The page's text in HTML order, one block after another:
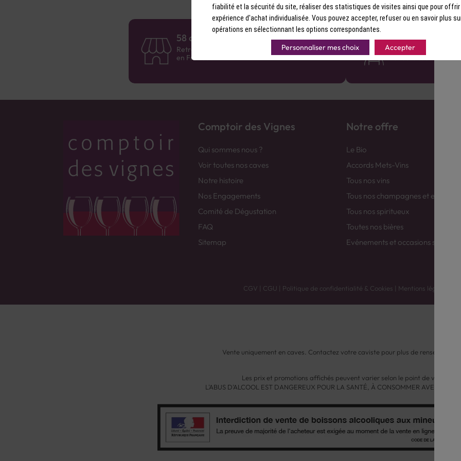
notes de céréales, de miel, de
bouche est décrite comme ronde,
finale douce et persistante.
58 caves en France
Retrouvez le réseau Comptoir des Vignes partout
en France !
Des cavistes à
Bénéficiez de
avec le sourire :)
Comptoir des Vignes
Qui sommes nous ?
Voir toutes nos caves
Notre histoire
Nos Engagements
Comité de Dégustation
FAQ
Sitemap
Notre offre
Le Bio
Accords Mets-Vins
Tous nos vins
Tous nos champagnes et
Tous nos spiritueux
Toutes nos bières
Evénements et occasions spéciales
CGV | CGU | Politique de confidentialité & Cookies | Mentions légales
Vente uniquement en caves. Contactez votre caviste pour plus de
Les prix et promotions affichés peuvent varier selon le point de vente.
L'ABUS D'ALCOOL EST DANGEREUX POUR LA SANTÉ, À CONSOMMER AVEC
fiabilité et la sécurité du site, réaliser des statistiques de visites ainsi que pour offrir
expérience d'achat individualisée. Vous pouvez accepter, refuser ou en savoir plus
opérations en sélectionnant les options correspondantes.
Personnaliser mes choix Accepter